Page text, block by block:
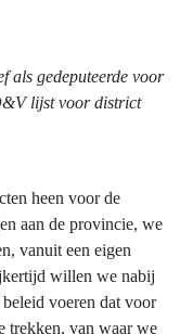
als gedeputeerde voor
lijst voor district
heen voor de
aan de provincie, we
vanuit een eigen
willen we nabij
voeren dat voor
trekken, van waar we